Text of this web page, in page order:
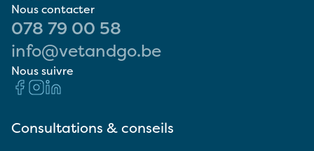
Nous contacter
078 79 00 58
info@vetandgo.be
Nous suivre
Consultations & conseils